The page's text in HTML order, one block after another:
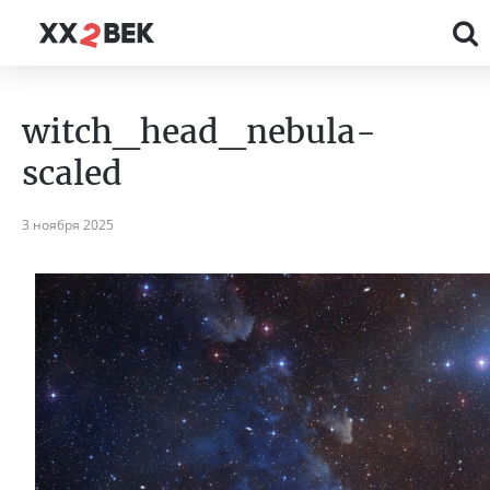
witch_head_nebula-
scaled
3 ноября 2025